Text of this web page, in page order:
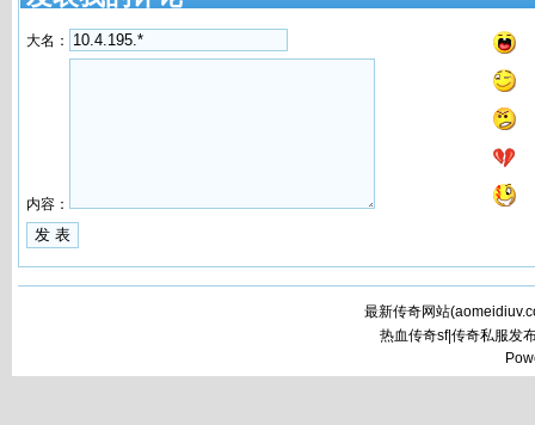
大名：
内容：
最新传奇网站(
热血传奇sf|传奇私服发